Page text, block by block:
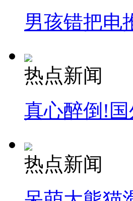
司机酒驾遇交警 急速倒车逃窜
男孩错把电
热点新闻
真心醉倒!
热点新闻